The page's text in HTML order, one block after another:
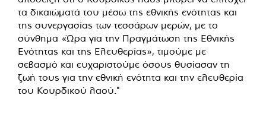
τα δικαιώματά του μέσω της εθνικής ενότητας και
της συνεργασίας των τεσσάρων μερών, με το
σύνθημα «Ώρα για την Πραγμάτωση της Εθνικής
Ενότητας και της Ελευθερίας», τιμούμε με
σεβασμό και ευχαριστούμε όσους θυσίασαν τη
ζωή τους για την εθνική ενότητα και την ελευθερία
του Κουρδικού λαού."